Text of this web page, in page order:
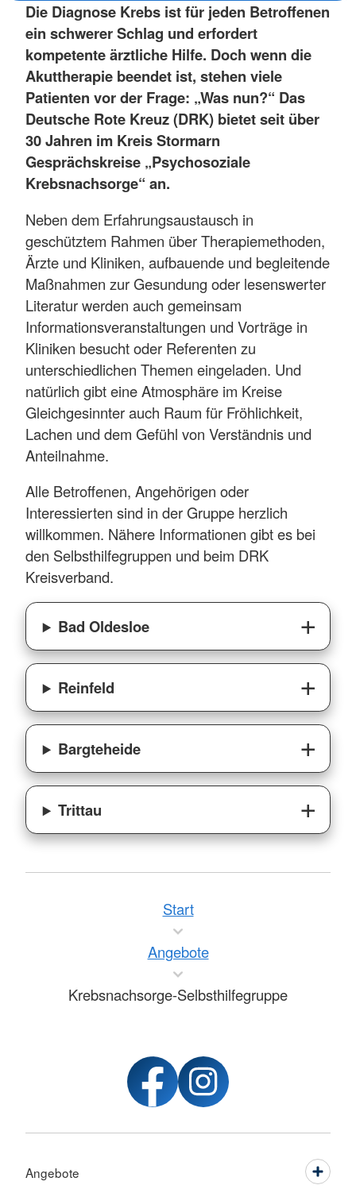
Die Diagnose Krebs ist für jeden Betroffenen
ein schwerer Schlag und erfordert
kompetente ärztliche Hilfe. Doch wenn die
Akuttherapie beendet ist, stehen viele
Patienten vor der Frage: „Was nun?“ Das
Deutsche Rote Kreuz (DRK) bietet seit über
30 Jahren im Kreis Stormarn
Gesprächskreise „Psychosoziale
Krebsnachsorge“ an.
Neben dem Erfahrungsaustausch in
geschütztem Rahmen über Therapiemethoden,
Ärzte und Kliniken, aufbauende und begleitende
Maßnahmen zur Gesundung oder lesenswerter
Literatur werden auch gemeinsam
Informationsveranstaltungen und Vorträge in
Kliniken besucht oder Referenten zu
unterschiedlichen Themen eingeladen. Und
natürlich gibt eine Atmosphäre im Kreise
Gleichgesinnter auch Raum für Fröhlichkeit,
Lachen und dem Gefühl von Verständnis und
Anteilnahme.
Alle Betroffenen, Angehörigen oder
Interessierten sind in der Gruppe herzlich
willkommen. Nähere Informationen gibt es bei
den Selbsthilfegruppen und beim DRK
Kreisverband.
Bad Oldesloe
Reinfeld
Bargteheide
Trittau
Start
Angebote
Krebsnachsorge-Selbsthilfegruppe
Angebote